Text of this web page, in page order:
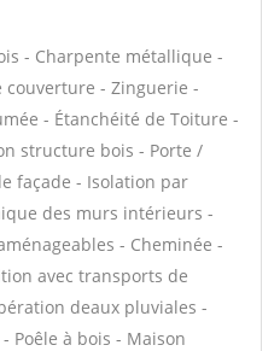
- Charpente métallique -
couverture - Zinguerie -
- Étanchéité de Toiture -
structure bois - Porte /
façade - Isolation par
des murs intérieurs -
- Cheminée -
avec transports de
deaux pluviales -
Poêle à bois - Maison